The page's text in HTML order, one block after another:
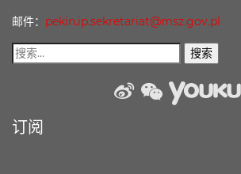
邮件： pekin.ip.sekretariat@msz.gov.pl
订阅